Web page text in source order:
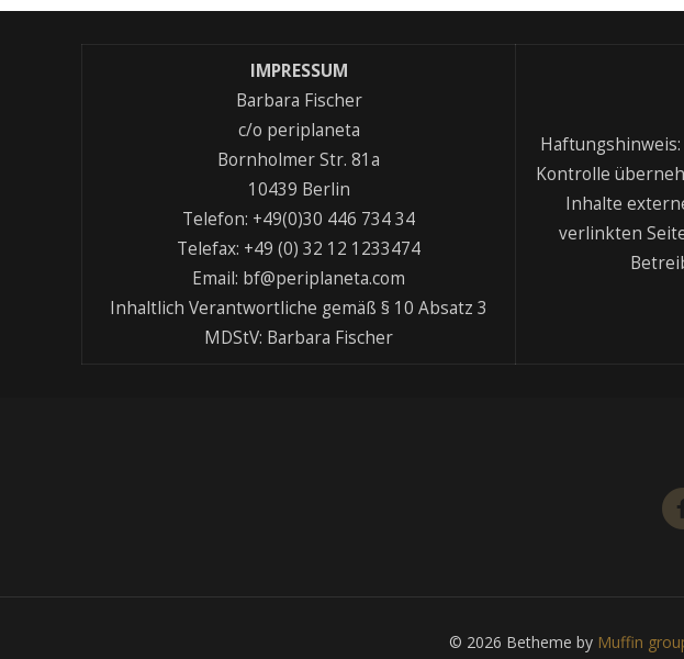
IMPRESSUM
Barbara Fischer
c/o periplaneta
Bornholmer Str. 81a
10439 Berlin
Telefon: +49(0)30 446 734 34
Telefax: +49 (0) 32 12 1233474
Email: bf@periplaneta.com
Inhaltlich Verantwortliche gemäß § 10 Absatz 3
MDStV: Barbara Fischer
Kontrolle
Inhalte
verlinkten
© 2026 Betheme by Muffin